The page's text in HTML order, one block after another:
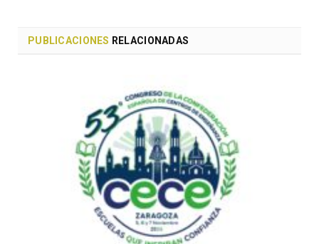
PUBLICACIONES RELACIONADAS